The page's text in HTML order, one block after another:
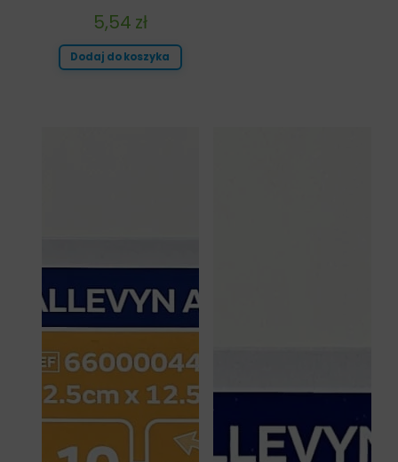
5,54 zł
Dodaj do koszyka